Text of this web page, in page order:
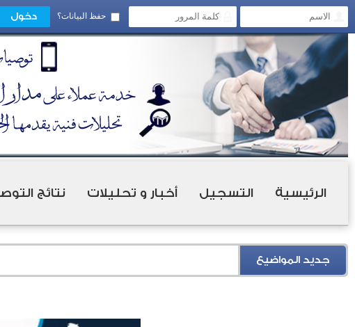
حفظ البيانات؟
الرئيسية التسجيل أخبار و تحليلات نتائج
جديد المواضيع